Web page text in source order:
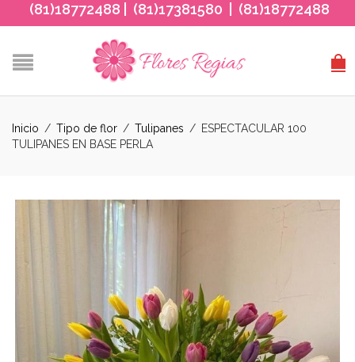
(81)18772488 | (81)17381580 | (81)18772488
Inicio / Tipo de flor / Tulipanes / ESPECTACULAR 100
TULIPANES EN BASE PERLA